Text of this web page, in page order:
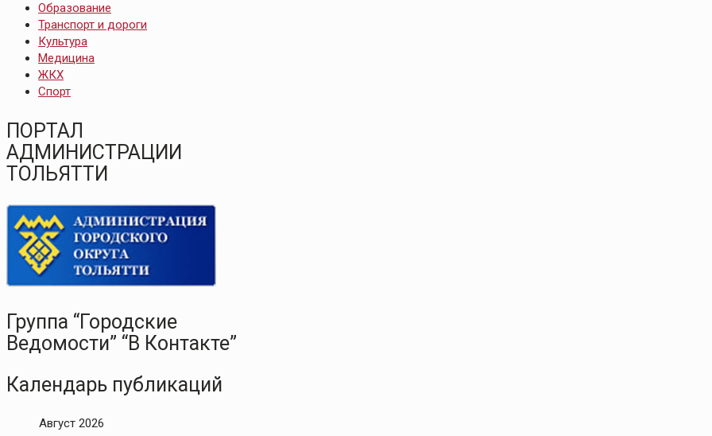
Образование
Транспорт и дороги
Культура
Медицина
ЖКХ
Спорт
ПОРТАЛ
АДМИНИСТРАЦИИ
ТОЛЬЯТТИ
Группа “Городские
Ведомости” “В Контакте”
Календарь публикаций
Август 2026